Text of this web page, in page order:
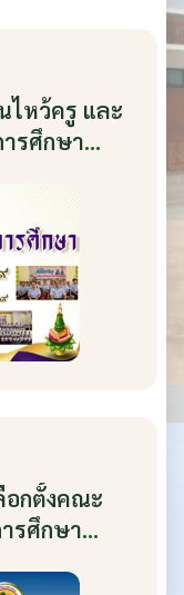
ไหว้ครู และ
รศึกษา
อกตั้งคณะ
รศึกษา
โรงเรียน